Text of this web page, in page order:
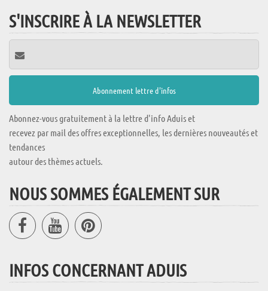
S'INSCRIRE À LA NEWSLETTER
Abonnez-vous gratuitement à la lettre d'info Aduis et
recevez par mail des offres exceptionnelles, les dernières nouveautés et
tendances
autour des thèmes actuels.
NOUS SOMMES ÉGALEMENT SUR
INFOS CONCERNANT ADUIS